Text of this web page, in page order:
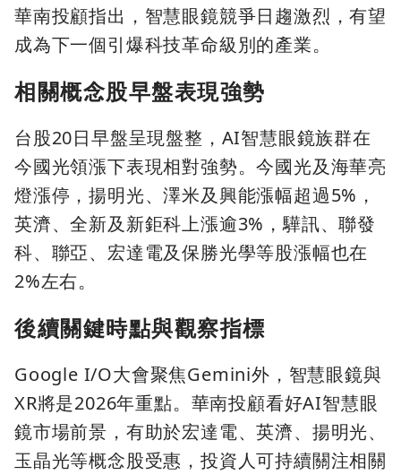
華南投顧指出，智慧眼鏡競爭日趨激烈，有望
成為下一個引爆科技革命級別的產業。
相關概念股早盤表現強勢
台股20日早盤呈現盤整，AI智慧眼鏡族群在
今國光領漲下表現相對強勢。今國光及海華亮
燈漲停，揚明光、澤米及興能漲幅超過5%，
英濟、全新及新鉅科上漲逾3%，驊訊、聯發
科、聯亞、宏達電及保勝光學等股漲幅也在
2%左右。
後續關鍵時點與觀察指標
Google I/O大會聚焦Gemini外，智慧眼鏡與
XR將是2026年重點。華南投顧看好AI智慧眼
鏡市場前景，有助於宏達電、英濟、揚明光、
玉晶光等概念股受惠，投資人可持續關注相關